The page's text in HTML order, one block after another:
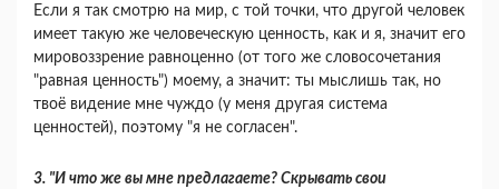
Если я так смотрю на мир, с той точки, что другой человек
имеет такую же человеческую ценность, как и я, значит его
мировоззрение равноценно (от того же словосочетания
"равная ценность") моему, а значит: ты мыслишь так, но
твоё видение мне чуждо (у меня другая система
ценностей), поэтому "я не согласен".
3. "И что же вы мне предлагаете? Скрывать свои